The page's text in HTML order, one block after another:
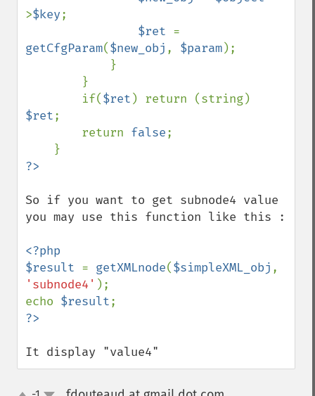
>$key;
$ret
getCfgParam($new_obj , $param);
        if(
$ret
$ret;
        return
false;
So if you want to get subnode4 value
you may use this function like this :
<?php
$result = getXMLnode($simpleXML_obj
'subnode4' );
echo $result
It display "value4"